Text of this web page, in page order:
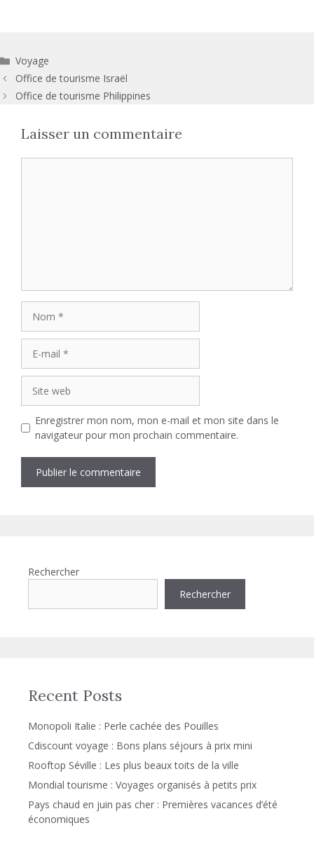
Catégories
Voyage
Office de tourisme Israël
Office de tourisme Philippines
Laisser un commentaire
mail
web
Enregistrer mon nom, mon e-mail et mon site dans le
navigateur pour mon prochain commentaire.
Rechercher
Rechercher
Recent Posts
Monopoli Italie : Perle cachée des Pouilles
Cdiscount voyage : Bons plans séjours à prix mini
Rooftop Séville : Les plus beaux toits de la ville
Mondial tourisme : Voyages organisés à petits prix
Pays chaud en juin pas cher : Premières vacances d’été
économiques